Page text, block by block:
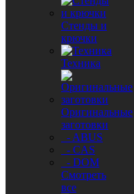
Стенды и
крючки
Техника
Оригинальные
заготовки
- ABUS
- CAS
- DOM
Смотреть
все